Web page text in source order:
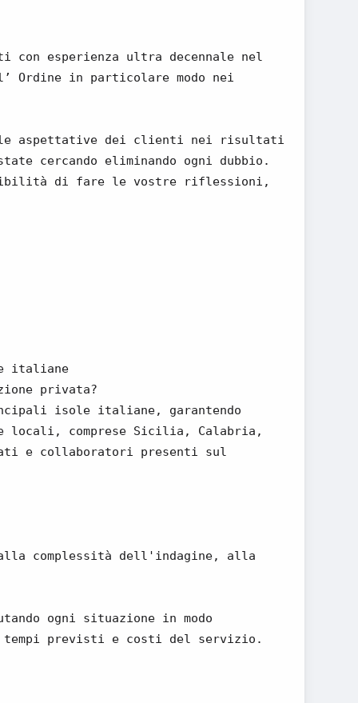
esperienza ultra decennale nel
Ordine in particolare modo nei
le aspettative dei clienti nei risultati
cercando eliminando ogni dubbio.
di fare le vostre riflessioni,
italiane
privata?
isole italiane, garantendo
locali, comprese Sicilia, Calabria,
e collaboratori presenti sul
complessità dell'indagine, alla
ogni situazione in modo
previsti e costi del servizio.